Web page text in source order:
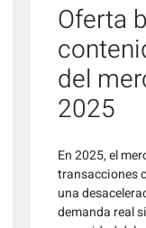
Oferta
del
2025
En 2025, el
transacciones
una
demanda real